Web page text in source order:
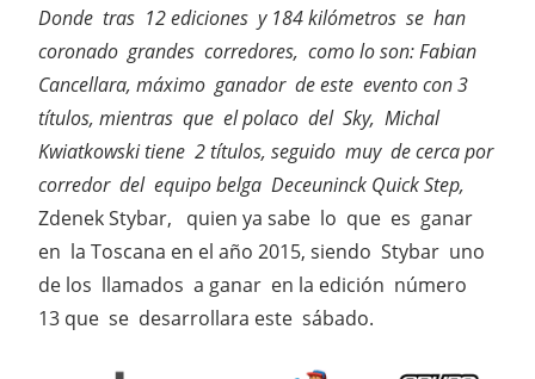
Donde tras 12 ediciones y 184 kilómetros se han
coronado grandes corredores, como lo son: Fabian
Cancellara, máximo ganador de este evento con 3
títulos, mientras que el polaco del Sky, Michal
Kwiatkowski tiene 2 títulos, seguido muy de cerca por
corredor del equipo belga Deceuninck Quick Step,
Zdenek Stybar, quien ya sabe lo que es ganar
en la Toscana en el año 2015, siendo Stybar uno
de los llamados a ganar en la edición número
13 que se desarrollara este sábado.